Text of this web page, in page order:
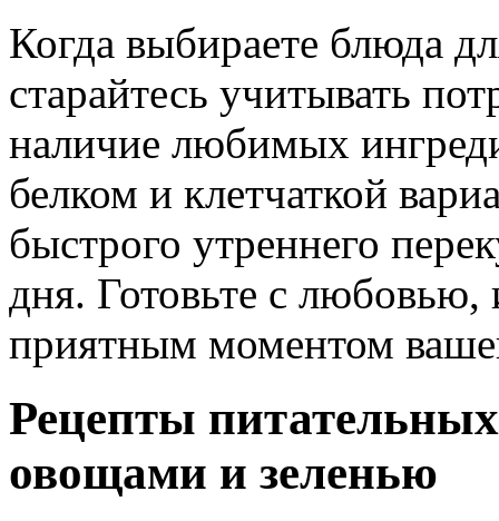
Когда выбираете блюда
старайтесь учитывать
наличие любимых
белком и клетчаткой
быстрого утреннего
дня. Готовьте с любовью,
приятным моментом
Рецепты
овощами и зеленью